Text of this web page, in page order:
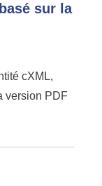
sur la
cXML,
version PDF